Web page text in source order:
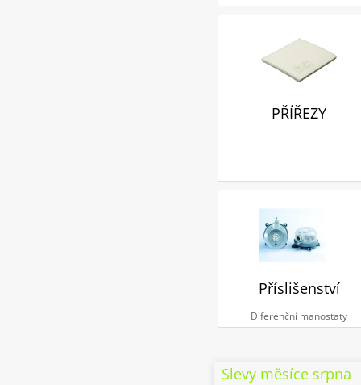
PŘÍŘEZY
Příslišenství
Diferenční manostaty
Slevy měsíce srpna